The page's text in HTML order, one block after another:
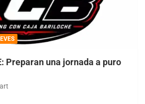
Preparan una jornada a puro